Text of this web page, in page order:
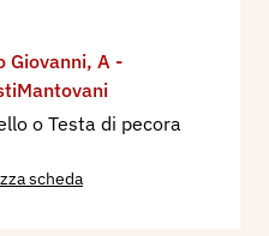
Giovanni, A -
o Testa di pecora
scheda